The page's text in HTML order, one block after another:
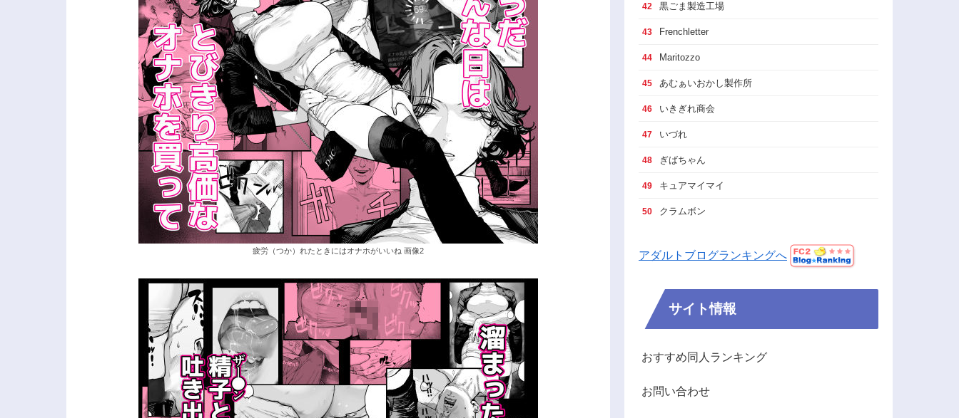
疲労（つか）れたときにはオナホがいいね 画像2
42 黒ごま製造工場
43 Frenchletter
44 Maritozzo
45 あむぁいおかし製作所
46 いきぎれ商会
47 いづれ
48 ぎばちゃん
49 キュアマイマイ
50 クラムボン
アダルトブログランキングへ
サイト情報
おすすめ同人ランキング
お問い合わせ